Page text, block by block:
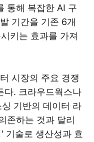
통해 복잡한 AI 구
기간을 기존 6개
키는 효과를 가져
시장의 주요 경쟁
다. 크라우드웍스나
기반의 데이터 라
존하는 것과 달리
기술로 생산성과 효